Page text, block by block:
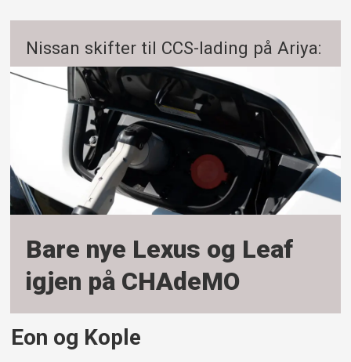
Nissan skifter til CCS-lading på Ariya:
Bare nye Lexus og Leaf
igjen på CHAdeMO
Eon og Kople